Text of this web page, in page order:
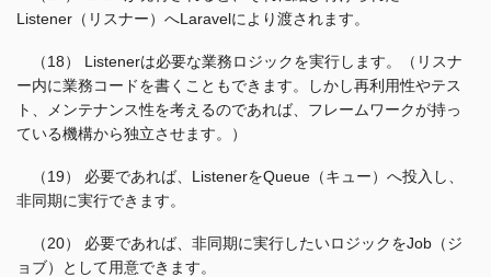
Listener（リスナー）へLaravelにより渡されます。
（18） Listenerは必要な業務ロジックを実行します。（リスナ
ー内に業務コードを書くこともできます。しかし再利用性やテス
ト、メンテナンス性を考えるのであれば、フレームワークが持っ
ている機構から独立させます。）
（19） 必要であれば、ListenerをQueue（キュー）へ投入し、
非同期に実行できます。
（20） 必要であれば、非同期に実行したいロジックをJob（ジ
ョブ）として用意できます。